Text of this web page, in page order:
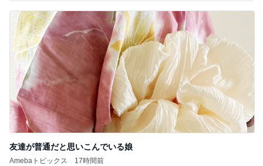
友達が普通だと思いこんでいる娘
Amebaトピックス 17時間前